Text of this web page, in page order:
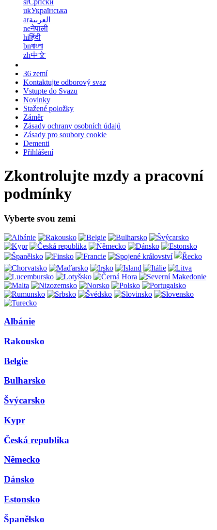
srСрпски
ukУкраїнська
arالعربية
neनेपाली
hiहिंदी
bnবাংলা
zh中文
36 zemí
Kontaktujte odborový svaz
Vstupte do Svazu
Novinky
Stažené položky
Záměr
Zásady ochrany osobních údajů
Zásady pro soubory cookie
Dementi
Přihlášení
Zkontrolujte mzdy a pracovní
podmínky
Vyberte svou zemi
Albánie
Rakousko
Belgie
Bulharsko
Švýcarsko
Kypr
Česká republika
Německo
Dánsko
Estonsko
Španělsko